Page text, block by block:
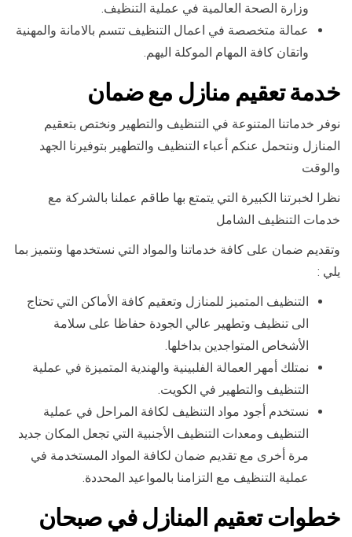
وزارة الصحة العالمية في عملية التنظيف.
عمالة متخصصة في اعمال التنظيف تتسم بالامانة والمهنية
واتقان كافة المهام الموكلة اليهم.
خدمة تعقيم منازل مع ضمان
نوفر خدماتنا المتنوعة في التنظيف والتطهير ونختص بتعقيم
المنازل ونتحمل عنكم أعباء التنظيف والتطهير بتوفيرنا الجهد
والوقت
نظرا لخبرتنا الكبيرة التي يتمتع بها طاقم عملنا بالشركة مع
خدمات التنظيف الشامل
وتقديم ضمان على كافة خدماتنا والمواد التي نستخدمها ونتميز بما
يلي :
التنظيف المتميز للمنازل وتعقيم كافة الأماكن التي تحتاج
الى تنظيف وتطهير عالي الجودة حفاظا على سلامة
الأشخاص المتواجدين بداخلها.
نمتلك أمهر العمالة الفلبينية والهندية المتميزة في عملية
التنظيف والتطهير في الكويت.
نستخدم أجود مواد التنظيف لكافة المراحل في عملية
التنظيف ومعدات التنظيف الأجنبية التي تجعل المكان جديد
مرة أخرى مع تقديم ضمان لكافة المواد المستخدمة في
عملية التنظيف مع التزامنا بالمواعيد المحددة.
خطوات تعقيم المنازل في صبحان